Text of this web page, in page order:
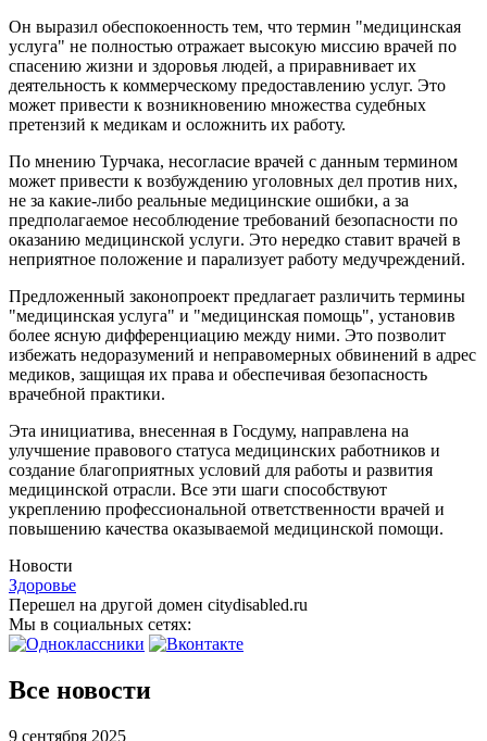
Он выразил обеспокоенность тем, что термин "медицинская
услуга" не полностью отражает высокую миссию врачей по
спасению жизни и здоровья людей, а приравнивает их
деятельность к коммерческому предоставлению услуг. Это
может привести к возникновению множества судебных
претензий к медикам и осложнить их работу.
По мнению Турчака, несогласие врачей с данным термином
может привести к возбуждению уголовных дел против них,
не за какие-либо реальные медицинские ошибки, а за
предполагаемое несоблюдение требований безопасности по
оказанию медицинской услуги. Это нередко ставит врачей в
неприятное положение и парализует работу медучреждений.
Предложенный законопроект предлагает различить термины
"медицинская услуга" и "медицинская помощь", установив
более ясную дифференциацию между ними. Это позволит
избежать недоразумений и неправомерных обвинений в адрес
медиков, защищая их права и обеспечивая безопасность
врачебной практики.
Эта инициатива, внесенная в Госдуму, направлена на
улучшение правового статуса медицинских работников и
создание благоприятных условий для работы и развития
медицинской отрасли. Все эти шаги способствуют
укреплению профессиональной ответственности врачей и
повышению качества оказываемой медицинской помощи.
Новости
Здоровье
Перешел на другой домен citydisabled.ru
Мы в социальных сетях:
Все новости
9 сентября 2025